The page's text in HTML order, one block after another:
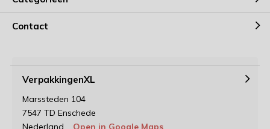
Contact
VerpakkingenXL
Marssteden 104
7547 TD Enschede
Nederland
Open in Google Maps